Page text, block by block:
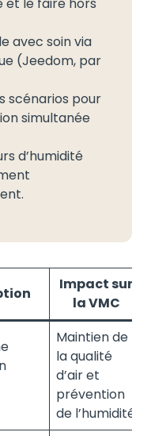
et le faire hors
avec soin via
(Jeedom, par
scénarios pour
simultanée
d’humidité
Impact sur
la VMC
Maintien de
la qualité
d’air et
prévention
de l’humidité